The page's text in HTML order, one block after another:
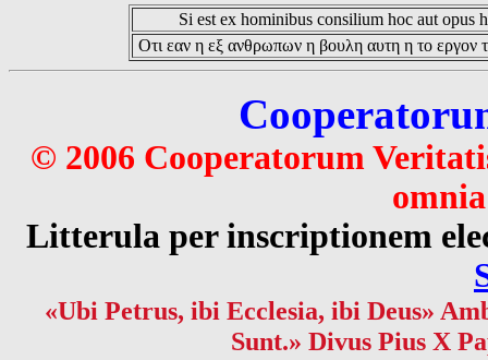
Si est ex hominibus consilium hoc aut opus
Οτι εαν η εξ ανθρωπων η βουλη αυτη η το εργον
© 2006 Cooperatorum
Litterula per inscriptionem
«Ubi Petrus, ibi Ecclesia, ibi Deus»
Sunt.» Divus Pius X